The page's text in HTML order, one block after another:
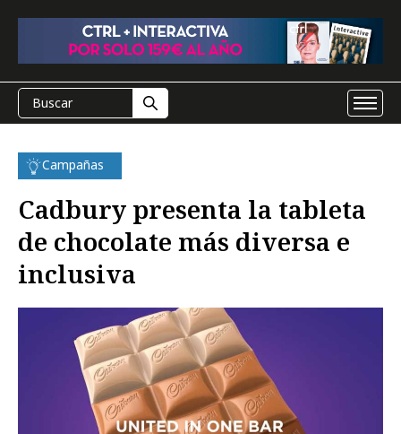
Campañas
Cadbury presenta la tableta
de chocolate más diversa e
inclusiva